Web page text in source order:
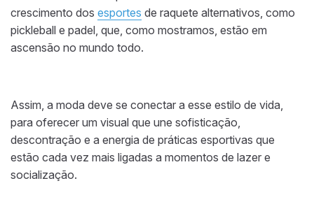
crescimento dos esportes de raquete alternativos, como
pickleball e padel, que, como mostramos, estão em
ascensão no mundo todo.
Assim, a moda deve se conectar a esse estilo de vida,
para oferecer um visual que une sofisticação,
descontração e a energia de práticas esportivas que
estão cada vez mais ligadas a momentos de lazer e
socialização.